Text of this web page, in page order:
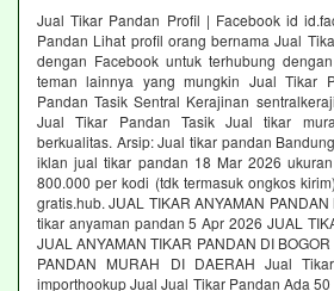
Jual Tikar Pandan Profil | Facebook id
Pandan Lihat profil orang bernama Jual
dengan Facebook untuk terhubung
teman lainnya yang mungkin Jual Tikar
Pandan Tasik Sentral Kerajinan
Jual Tikar Pandan Tasik Jual tikar
berkualitas. Arsip: Jual tikar pandan
iklan jual tikar pandan 18 Mar 2026
800.000 per kodi (tdk termasuk ongkos
gratis.hub. JUAL TIKAR ANYAMAN
tikar anyaman pandan 5 Apr 2026 JUAL
JUAL ANYAMAN TIKAR PANDAN DI
PANDAN MURAH DI DAERAH Jual
importhookup Jual Jual Tikar Pandan Ada